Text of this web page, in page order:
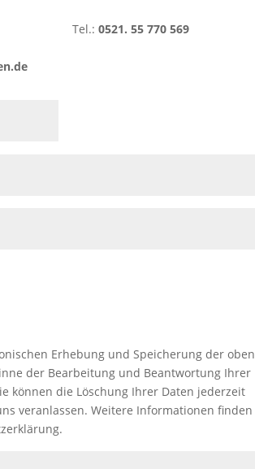
Tel.: 0521. 55 770 569
Erhebung und Speicherung der oben
der Bearbeitung und Beantwortung Ihrer
können die Löschung Ihrer Daten jederzeit
veranlassen. Weitere Informationen finden